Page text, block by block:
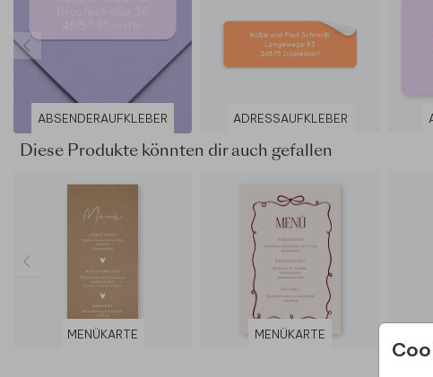
ABSENDERAUFKLEBER ADRESSAUFKLEBER
Diese Produkte könnten dir auch gefallen
MENÜKARTE MENÜKARTE